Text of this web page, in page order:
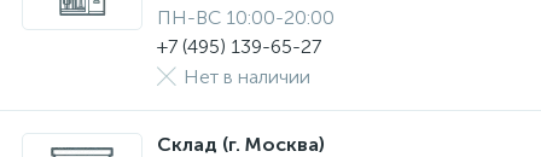
ПН-ВС 10:00-20:00
+7 (495) 139-65-27
Нет в наличии
Склад (г. Москва)